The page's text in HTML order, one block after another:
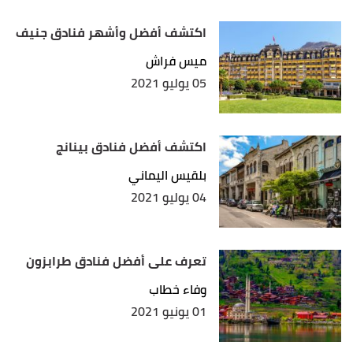
اكتشف أفضل وأشهر فنادق جنيف
ميس فراش
05 يوليو 2021
اكتشف أفضل فنادق بينانج
بلقيس اليماني
04 يوليو 2021
تعرف على أفضل فنادق طرابزون
وفاء خطاب
01 يونيو 2021